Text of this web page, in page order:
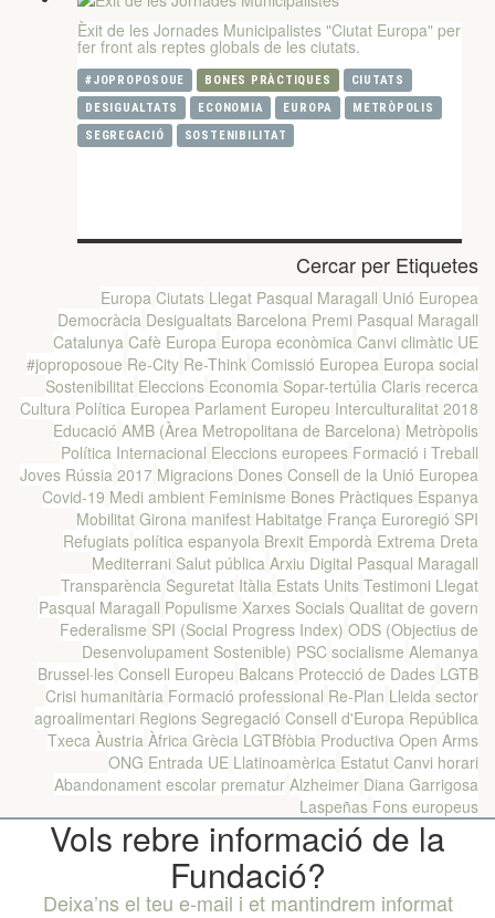
Èxit de les Jornades Municipalistes "Ciutat Europa" per
fer front als reptes globals de les ciutats.
#JOPROPOSOUE BONES PRÀCTIQUES
CIUTATS
DESIGUALTATS
ECONOMIA EUROPA
METRÒPOLIS
SEGREGACIÓ
SOSTENIBILITAT
Cercar per Etiquetes
Europa Ciutats Llegat Pasqual Maragall Unió Europea
Democràcia Desigualtats Barcelona Premi Pasqual Maragall
Catalunya Cafè Europa Europa econòmica Canvi climàtic UE
#joproposoue Re-City Re-Think Comissió Europea Europa social
Sostenibilitat Eleccions Economia Sopar-tertúlia Claris recerca
Cultura Política Europea Parlament Europeu Interculturalitat 2018
Educació AMB (Àrea Metropolitana de Barcelona) Metròpolis
Política Internacional Eleccions europees Formació i Treball
Joves Rússia 2017 Migracions Dones Consell de la Unió Europea
Covid-19 Medi ambient Feminisme Bones Pràctiques Espanya
Mobilitat Girona manifest Habitatge França Euroregió SPI
Refugiats política espanyola Brexit Empordà Extrema Dreta
Mediterrani Salut pública Arxiu Digital Pasqual Maragall
Transparència Seguretat Itàlia Estats Units Testimoni Llegat
Pasqual Maragall Populisme Xarxes Socials Qualitat de govern
Federalisme SPI (Social Progress Index) ODS (Objectius de
Desenvolupament Sostenible) PSC socialisme Alemanya
Brussel·les Consell Europeu Balcans Protecció de Dades LGTB
Crisi humanitària Formació professional Re-Plan Lleida sector
agroalimentari Regions Segregació Consell d'Europa República
Txeca Àustria Àfrica Grècia LGTBfòbia Productiva Open Arms
ONG Entrada UE Llatinoamèrica Estatut Canvi horari
Abandonament escolar prematur Alzheimer Diana Garrigosa
Laspeñas Fons europeus
Vols rebre informació de la
Fundació?
Deixa’ns el teu e-mail i et mantindrem informat